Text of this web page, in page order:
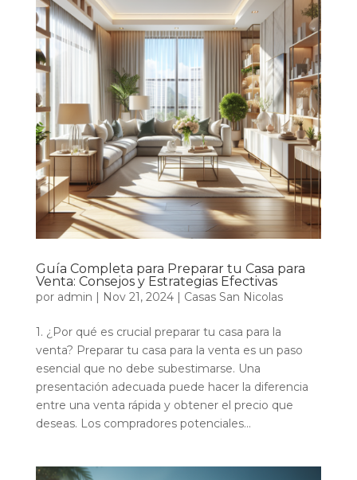
Guía Completa para Preparar tu Casa para
Venta: Consejos y Estrategias Efectivas
por admin | Nov 21, 2024| Casas San Nicolas
1. ¿Por qué es crucial preparar tu casa para la
venta? Preparar tu casa para la venta es un paso
esencial que no debe subestimarse. Una
presentación adecuada puede hacer la diferencia
entre una venta rápida y obtener el precio que
deseas. Los compradores potenciales...